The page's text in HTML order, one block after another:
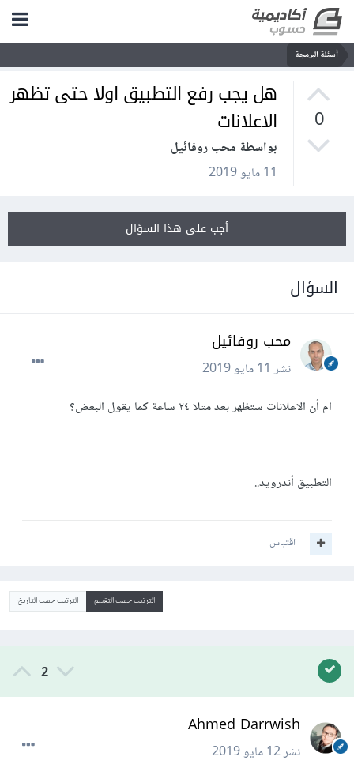
أسئلة البرمجة
0
هل يجب رفع التطبيق اولا حتى تظهر
الاعلانات
بواسطة محب روفائيل
11 مايو 2019
أجب على هذا السؤال
السؤال
محب روفائيل
نشر11 مايو 2019
ام أن الاعلانات ستظهر بعد مثلا ٢٤ ساعة كما يقول البعض؟
التطبيق أندرويد..
اقتباس
الترتيب حسب التقييم الترتيب حسب التاريخ
2
Ahmed Darrwish
نشر12 مايو 2019